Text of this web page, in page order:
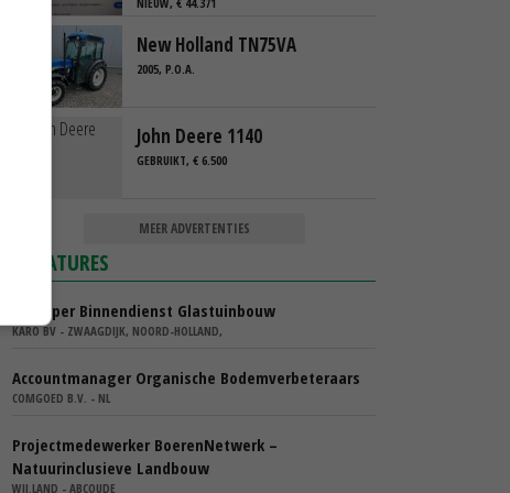
New Holland TN75VA
2005, P.O.A.
John Deere 1140
GEBRUIKT, € 6.500
MEER ADVERTENTIES
VACATURES
Verkoper Binnendienst Glastuinbouw
KARO BV - ZWAAGDIJK, NOORD-HOLLAND,
Accountmanager Organische Bodemverbeteraars
COMGOED B.V. - NL
Projectmedewerker BoerenNetwerk –
Natuurinclusieve Landbouw
WIJ.LAND - ABCOUDE